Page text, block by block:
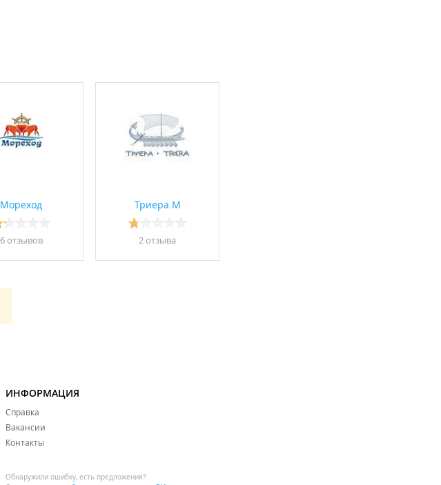
Мореход
6 отзывов
Триера М
2 отзывa
ИНФОРМАЦИЯ
Справка
Вакансии
Контакты
Обнаружили ошибку, есть предложения?